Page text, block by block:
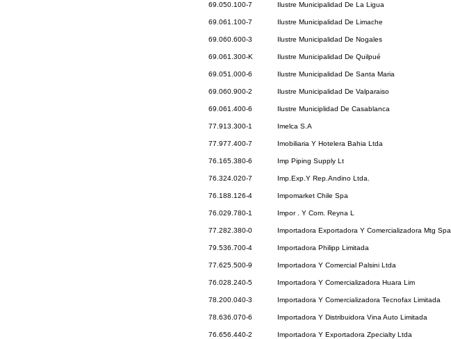
69.050.100-7 Ilustre Municipalidad De La Ligua
69.061.100-7 Ilustre Municipalidad De Limache
69.060.600-3 Ilustre Municipalidad De Nogales
69.061.300-K Ilustre Municipalidad De Quilpué
69.051.000-6 Ilustre Municipalidad De Santa Maria
69.060.900-2 Ilustre Municipalidad De Valparaiso
69.061.400-6 Ilustre Municiplidad De Casablanca
77.913.300-1 Imelca S.A
77.977.400-7 Imobiliaria Y Hotelera Bahia Ltda
76.165.380-6 Imp Piping Supply Lt
76.324.020-7 Imp.Exp.Y Rep.Andino Ltda.
76.188.126-4 Impomarket Chile Spa
76.029.780-1 Impor . Y Com. Reyna L
77.282.380-0 Importadora Exportadora Y Comercializadora Mtg Spa
79.536.700-4 Importadora Philipp Limitada
77.625.500-9 Importadora Y Comercial Palsini Ltda
76.028.240-5 Importadora Y Comercializadora Huara Lim
78.200.040-3 Importadora Y Comercializadora Tecnofax Limitada
78.636.070-6 Importadora Y Distribuidora Vina Auto Limitada
76.656.440-2 Importadora Y Exportadora Zpecialty Ltda